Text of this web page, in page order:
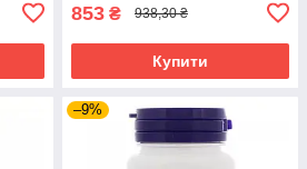
853 ₴ 938,30 ₴
Купити
–9%